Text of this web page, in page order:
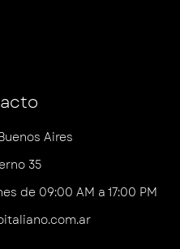
Aires
35
de 09:00 AM a 17:00 PM